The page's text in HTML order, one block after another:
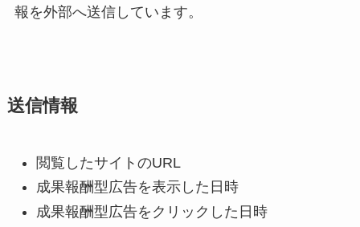
報を外部へ送信しています。
送信情報
閲覧したサイトのURL
成果報酬型広告を表示した日時
成果報酬型広告をクリックした日時